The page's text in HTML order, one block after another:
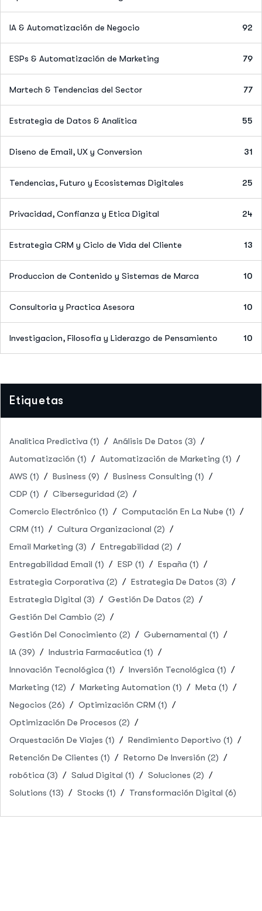
IA & Automatización de Negocio 92
ESPs & Automatización de Marketing 79
Martech & Tendencias del Sector 77
Estrategia de Datos & Analítica 55
Diseno de Email, UX y Conversion 31
Tendencias, Futuro y Ecosistemas Digitales 25
Privacidad, Confianza y Etica Digital 24
Estrategia CRM y Ciclo de Vida del Cliente 13
Produccion de Contenido y Sistemas de Marca 10
Consultoria y Practica Asesora 10
Investigacion, Filosofia y Liderazgo de Pensamiento 10
Etiquetas
Analítica Predictiva (1) Análisis De Datos (3)
Automatización (1) Automatización de Marketing (1)
AWS (1) Business (9) Business Consulting (1)
CDP (1) Ciberseguridad (2)
Comercio Electrónico (1) Computación En La Nube (1)
CRM (11) Cultura Organizacional (2)
Email Marketing (3) Entregabilidad (2)
Entregabilidad Email (1) ESP (1) España (1)
Estrategia Corporativa (2) Estrategia De Datos (3)
Estrategia Digital (3) Gestión De Datos (2)
Gestión Del Cambio (2)
Gestión Del Conocimiento (2) Gubernamental (1)
IA (39) Industria Farmacéutica (1)
Innovación Tecnológica (1) Inversión Tecnológica (1)
Marketing (12) Marketing Automation (1) Meta (1)
Negocios (26) Optimización CRM (1)
Optimización De Procesos (2)
Orquestación De Viajes (1) Rendimiento Deportivo (1)
Retención De Clientes (1) Retorno De Inversión (2)
robótica (3) Salud Digital (1) Soluciones (2)
Solutions (13) Stocks (1) Transformación Digital (6)